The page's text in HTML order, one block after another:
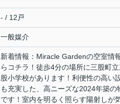
- / 12戸
一般媒介
新着情報：Miracle Gardenの空室情
らコチラ！徒歩4分の場所に三股町
股小学校があります！利便性の高い
も充実した、高ニーズな2024年築の
です！室内を明るく照らす陽射しが